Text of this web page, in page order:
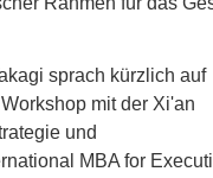
sprach kürzlich auf
mit der Xi'an
und
MBA for